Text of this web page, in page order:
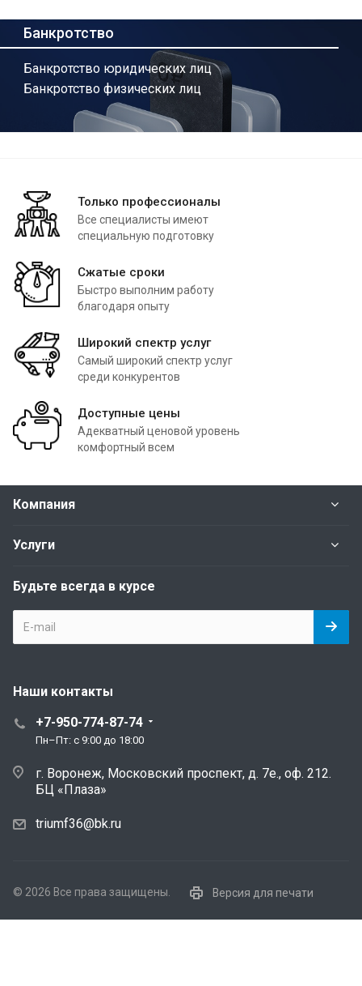
Банкротство
Банкротство юридических лиц
Банкротство физических лиц
Только профессионалы
Все специалисты имеют
специальную подготовку
Сжатые сроки
Быстро выполним работу
благодаря опыту
Широкий спектр услуг
Самый широкий спектр услуг
среди конкурентов
Доступные цены
Адекватный ценовой уровень
комфортный всем
Компания
Услуги
Будьте всегда в курсе
Наши контакты
+7-950-774-87-74
Пн–Пт: с 9:00 до 18:00
г. Воронеж, Московский проспект, д. 7е., оф. 212.
БЦ «Плаза»
triumf36@bk.ru
© 2026 Все права защищены. Версия для печати